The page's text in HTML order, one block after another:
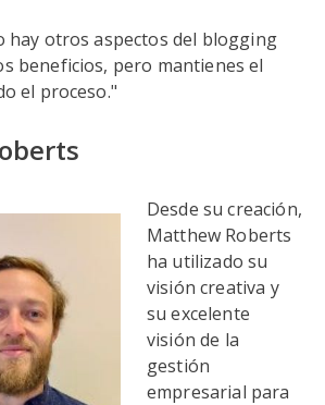
hay otros aspectos del blogging
beneficios, pero mantienes el
el proceso."
Desde su creación,
Matthew Roberts
ha utilizado su
visión creativa y
su excelente
visión de la
gestión
empresarial para